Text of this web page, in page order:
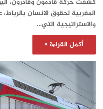
المغربية لحقوق الانسان
والاستراتيجية التي…
أكمل القراءة »